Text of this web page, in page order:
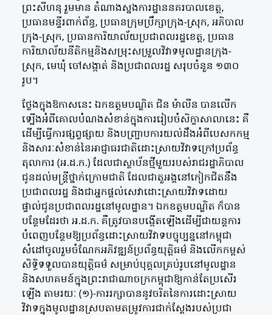
ព្រះសីហនុ រួមមាន តំណាងស្នងការដ្ឋាននគរបាលខេត្ត,
ប្រធានមន្ទីរពាក់ព័ន្ធ, ប្រធានក្រុមប្រឹក្សាក្រុង-ស្រុក, អភិបាល
ក្រុង-ស្រុក, ប្រធានការិយាល័យប្រជាពលរដ្ឋខេត្ត, ប្រធាន
ការិយាល័យនីតិកម្មនិងសម្រុះសម្រួលវិវាទមូលដ្ឋានក្រុង-
ស្រុក, មេឃុំ ចៅសង្កាត់ និងប្រជាពលរដ្ឋ សរុបចំនួន ១៣០
រូប។
ថ្លែងក្នុងឱកាសនេះ ឯកឧត្តមបណ្ឌិត ជិន ម៉ាលីន បានលើក
ទ្បើងអំពីគោលបំណងសំខាន់ក្នុងការរៀបចំសិក្ខាសាលានេះ គឺ
ដើម្បីធ្វើការផ្សព្វផ្សាយ និងបញ្ជ្រាបការយល់ដឹងអំពីបេសកកម្ម
និងសារៈសំខាន់នៃអាជ្ញាធរជាតិដោះស្រាយវិវាទក្រៅប្រព័ន្ធ
តុលាការ (អ.ដ.ក.) ដែលជាស្ថាប័នថ្មីមួយរបស់រាជរដ្ឋាភិបាល
ជូនដល់មន្ត្រីថ្នាក់ក្រោមជាតិ ដែលជាតួអង្គនៅកៀកជិតនឹង
ប្រជាពលរដ្ឋ និងជាអ្នកផ្តល់សេវាដោះស្រាយវិវាទដោយ
ផ្ទាល់ជូនប្រជាពលរដ្ឋនៅមូលដ្ឋាន។ ឯកឧត្តមបណ្ឌិត ក៏បាន
បន្ថែមដែរថា អ.ដ.ក. គឺត្រូវបានបង្កើតឡើងដើម្បីជាយន្តការ
បំពេញបន្ថែមឱ្យប្រព័ន្ធដោះស្រាយវិវាទបច្ចុប្បន្ននៅកម្ពុជា
សំដៅចូលរួមចំណែកអភិវឌ្ឍន៍ប្រព័ន្ធយុត្តិធម៌ និងលើកកម្ពស់
សិទ្ធិទទួលបានយុត្តិធម៌ សម្រាប់បុគ្គលគ្រប់រូបនៅមូលដ្ឋាន
និងសហគមន៍ក្នុងព្រះរាជាណាចក្រកម្ពុជាឱ្យកាន់តែប្រសើរ
ឡើង តាមរយៈ (១)-ការរក្សាបាននូវចរិតនៃការដោះស្រាយ
វិវាទក្នុងមូលដ្ឋានស្របតាមតម្រូវការជាក់ស្តែងរបស់ប្រជា